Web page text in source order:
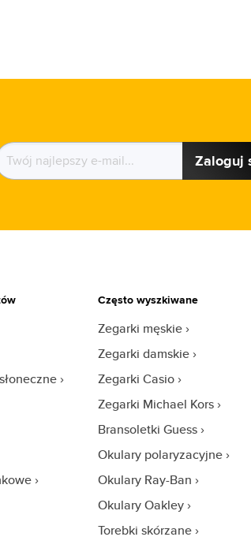
Zaloguj
Często wyszkiwane
Zegarki męskie
Zegarki damskie
Zegarki Casio
Zegarki Michael Kors
Bransoletki Guess
Okulary polaryzacyjne
Okulary Ray-Ban
Okulary Oakley
Torebki skórzane